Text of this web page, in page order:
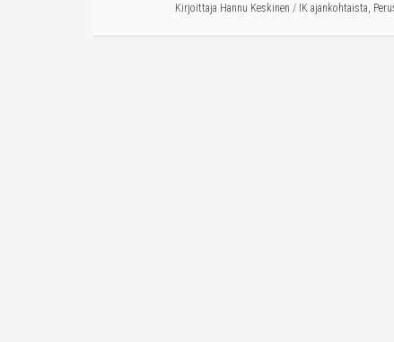
Kirjoittaja Hannu Keskinen / IK ajankohtaista,